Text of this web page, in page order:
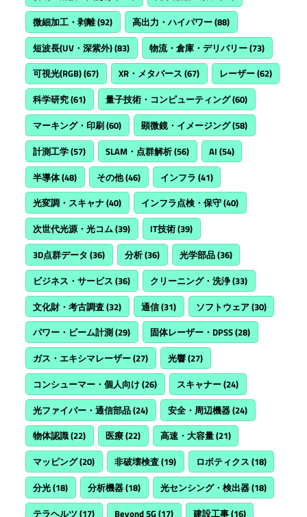
微細加工・剥離(92) 高出力・ハイパワー(88)
短波長(UV・深紫外)(83) 物流・倉庫・デリバリー(73)
可視光(RGB)(67) XR・メタバース (67) レーザー(62)
科学研究(61) 量子技術・コンピューティング(60)
マーキング・印刷(60) 顕微鏡・イメージング(58)
計測工学(57) SLAM・点群解析(56) AI (54)
半導体(48) その他(46) インフラ (41)
光変調・スキャナ(40) インフラ点検・保守(40)
次世代光源・光コム(39) IT技術(39)
3D点群データ (36) 分析(36) 光学部品(36)
ビジネス・サービス (36) クリーニング・洗浄(33)
文化財・考古調査(32) 通信(31) ソフトウェア(30)
パワー・ビーム計測(29) 固体レーザー・DPSS(28)
ガス・エキシマレーザー(27) 光響(27)
コンシューマー・個人向け(26) スキャナー(24)
光ファイバー・通信部品(24) 安全・周辺機器(24)
物体認識(22) 医療(22) 高速・大容量(21)
マッピング(20) 非破壊検査(19) ロボティクス (18)
分光(18) 分析機器(18) 光センシング・検出器(18)
テラヘルツ (17) Beyond 5G(17) 建設工事(16)